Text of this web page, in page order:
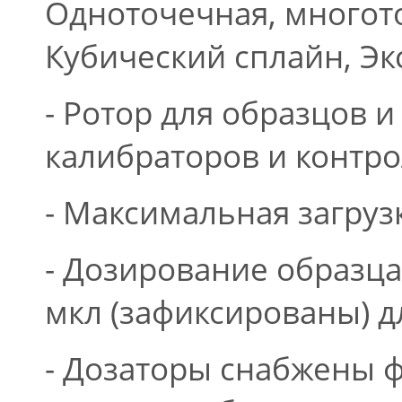
Одноточечная,
Кубический сплайн,
- Ротор для образцов
калибраторов и
- Максимальная
- Дозирование
мкл (зафиксированы)
- Дозаторы снабжены